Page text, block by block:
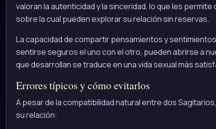
valoran la autenticidad y la sinceridad, lo que les
sobre la cual pueden explorar su relación sin reservas.
La capacidad de compartir pensamientos y
sentirse seguros el uno con el otro, pueden abrirse a
que desarrollan se traduce en una vida sexual más
Errores típicos y cómo evitarlos
A pesar de la compatibilidad natural entre dos
su relación: